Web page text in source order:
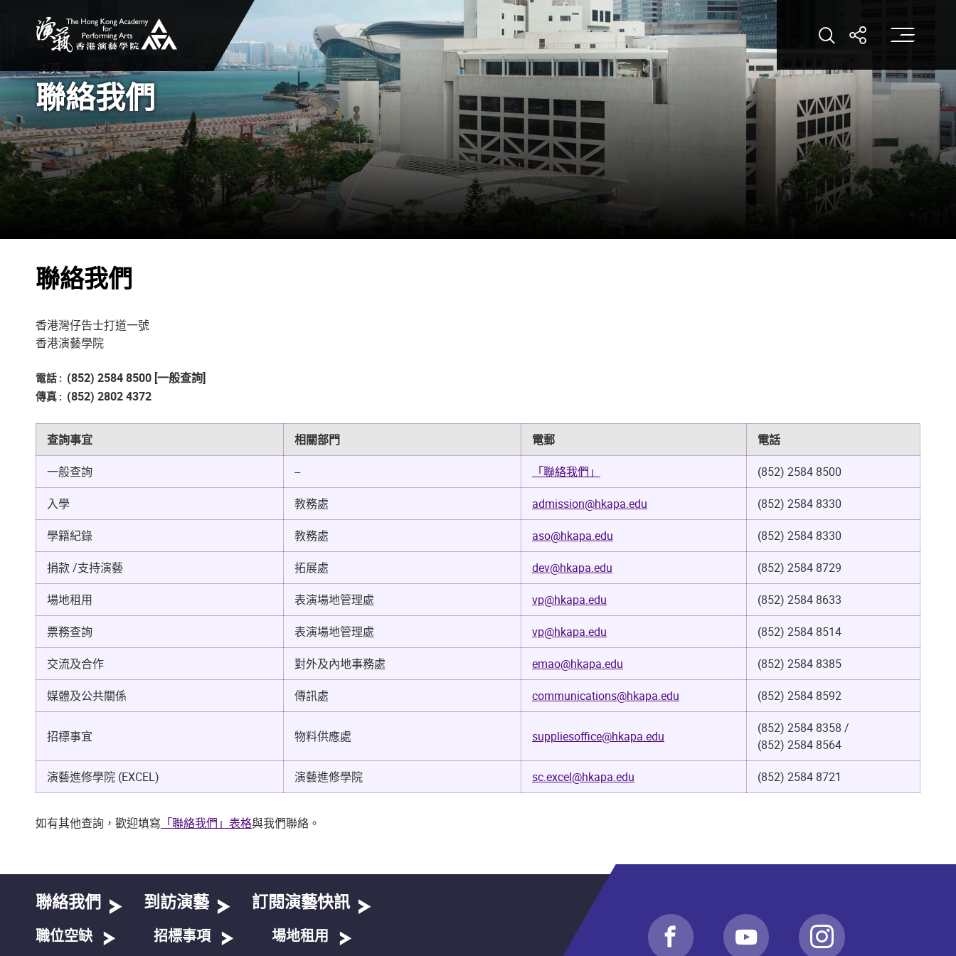
打開搜索打開分享打
主頁
聯絡我們
聯絡我們
香港灣仔告士打道一號
香港演藝學院
電話 : (852) 2584 8500 [一般查詢]
傳真 : (852) 2802 4372
查詢事宜 相關部門 電郵 電話
一般查詢 -- 「聯絡我們」 (852) 2584 8500
入學 教務處 admission@hkapa.edu (852) 2584 8330
學籍紀錄 教務處 aso@hkapa.edu (852) 2584 8330
捐款 /支持演藝 拓展處 dev@hkapa.edu (852) 2584 8729
場地租用 表演場地管理處 vp@hkapa.edu (852) 2584 8633
票務查詢 表演場地管理處 vp@hkapa.edu (852) 2584 8514
交流及合作 對外及內地事務處 emao@hkapa.edu (852) 2584 8385
媒體及公共關係 傳訊處 communications@hkapa.edu (852) 2584 8592
招標事宜 物料供應處 suppliesoffice@hkapa.edu
(852) 2584 8358 /
(852) 2584 8564
演藝進修學院 (EXCEL) 演藝進修學院 sc.excel@hkapa.edu (852) 2584 8721
如有其他查詢，歡迎填寫 「聯絡我們」表格與我們聯絡。
聯絡我們 到訪演藝 訂閱演藝快訊
職位空缺 招標事項 場地租用